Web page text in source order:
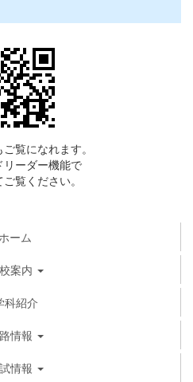
覧になれます。
リーダー機能で
覧ください。
ーム
案内
科紹介
情報
情報